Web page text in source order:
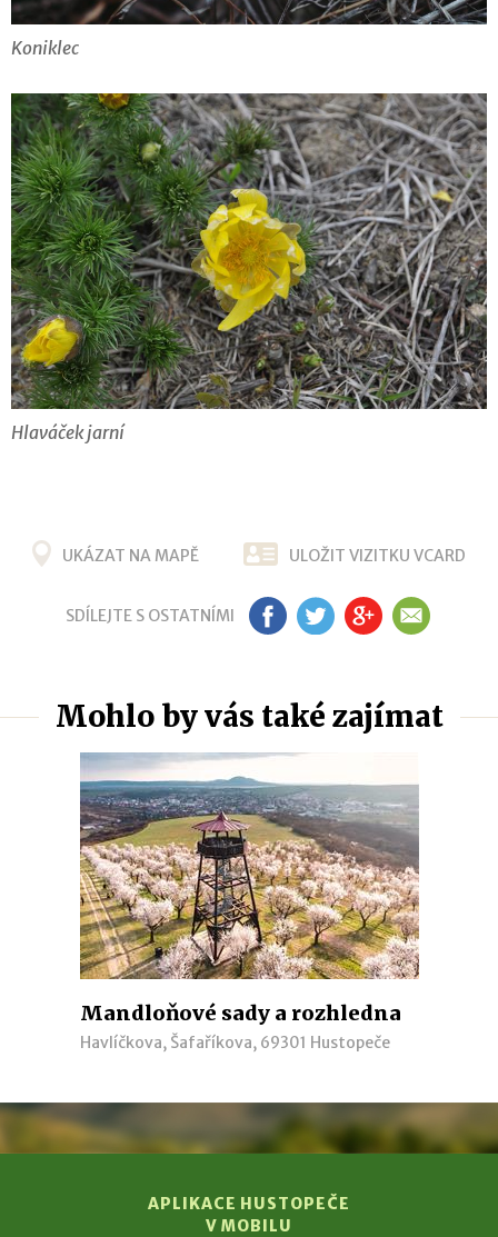
Koniklec
Hlaváček jarní
UKÁZAT NA MAPĚ ULOŽIT VIZITKU VCARD
SDÍLEJTE S OSTATNÍMI FB TW G+ EM
Mohlo by vás také zajímat
Mandloňové sady a rozhledna
Havlíčkova, Šafaříkova, 69301 Hustopeče
APLIKACE HUSTOPEČE
V MOBILU